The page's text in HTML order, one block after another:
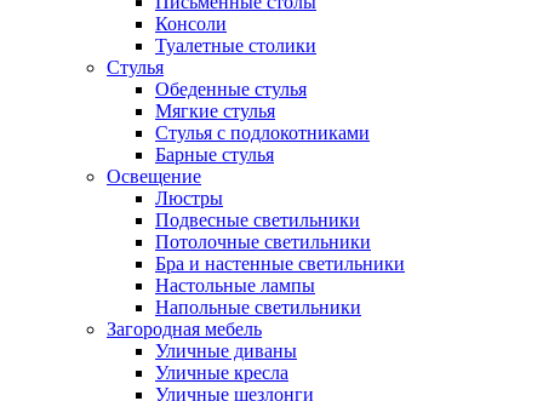
Консоли
Туалетные столики
Стулья
Обеденные стулья
Мягкие стулья
Стулья с подлокотниками
Барные стулья
Освещение
Люстры
Подвесные светильники
Потолочные светильники
Бра и настенные светильники
Настольные лампы
Напольные светильники
Загородная мебель
Уличные диваны
Уличные кресла
Уличные шезлонги